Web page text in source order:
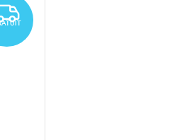
GRATUIT